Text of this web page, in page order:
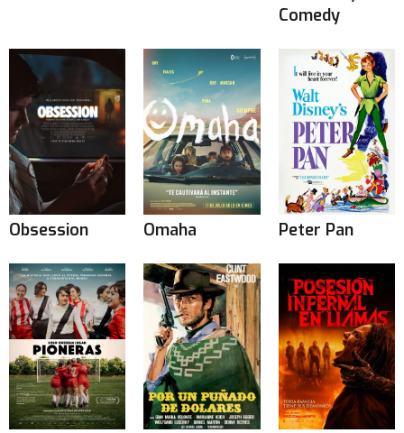
Comedy
Obsession Omaha Peter Pan